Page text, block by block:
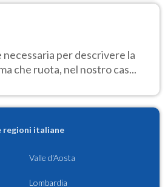
necessaria per descrivere la
che ruota, nel nostro cas...
regioni italiane
Valle d'Aosta
Lombardia